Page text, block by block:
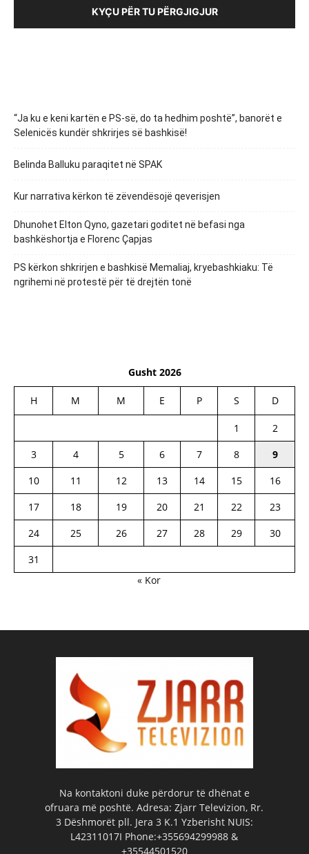
KYÇU PËR TU PËRGJIGJUR
“Ja ku e keni kartën e PS-së, do ta hedhim poshtë”, banorët e
Selenicës kundër shkrirjes së bashkisë!
Belinda Balluku paraqitet në SPAK
Kur narrativa kërkon të zëvendësojë qeverisjen
Dhunohet Elton Qyno, gazetari goditet në befasi nga
bashkëshortja e Florenc Çapjas
PS kërkon shkrirjen e bashkisë Memaliaj, kryebashkiaku: Të
ngrihemi në protestë për të drejtën tonë
Gusht 2026
H M M E P S D
1
2
3
4 5 6 7 8
9
10
11 12 13 14 15
16
17
18 19 20 21 22
23
24
25 26 27 28 29
30
31
« Kor
Na kontaktoni duke përdorur të dhënat e
ofruara më poshtë. Adresa: Zjarr Televizion, Rr.
3 Dëshmorët pll. Jera 3 K.1 Yzberisht NUIS:
L42311017I Phone:+355694299988 &
+35544501520